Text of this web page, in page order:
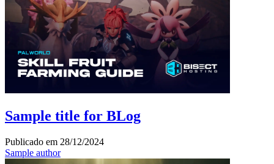
Sample title for BLog
Publicado em 28/12/2024
Sample author